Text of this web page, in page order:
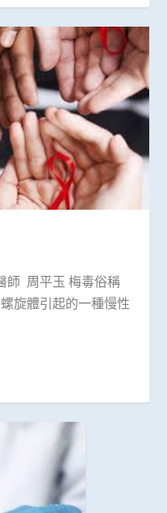
師 周平玉 梅毒俗稱
旋體引起的一種慢性